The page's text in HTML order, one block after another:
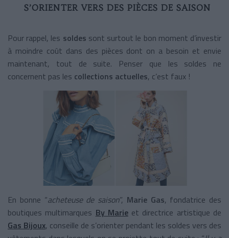
S’ORIENTER VERS DES PIÈCES DE SAISON
Pour rappel, les soldes sont surtout le bon moment d’investir
à moindre coût dans des pièces dont on a besoin et envie
maintenant, tout de suite. Penser que les soldes ne
concernent pas les collections actuelles, c’est faux !
En bonne “acheteuse de saison”, Marie Gas, fondatrice des
boutiques multimarques By Marieet directrice artistique de
Gas Bijoux, conseille de s’orienter pendant les soldes vers des